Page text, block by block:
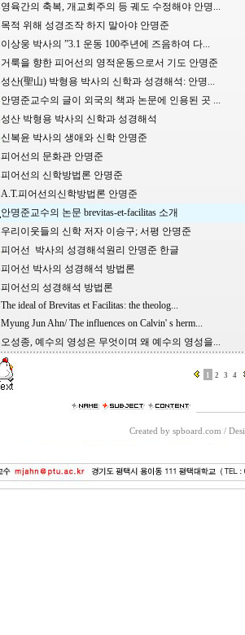
영육간의 축복, 개교회주의 등 궤도 수정해야 안명...
목적 위해 성경조작 하지 말아야 안명준
이상웅 박사의 ”3.1 운동 100주년에 즈음하여 다...
거룩을 향한 피어선의 영적운동으로서 기도 안명준
성산(聖山) 박형용 박사의 신학과 성경해석: 안명...
안명준교수의 글이 외국의 책과 논문에 인용된 곳 ...
성산 박형용 박사의 신학과 성경해석
신복윤 박사의 생애와 신학 안명준
피어선의 문화관 안명준
피어선의 신학방법론 안명준
A.T.피어선의신학방법론 안명준
안명준교수의 논문 brevitas-et-facilitas 소개
우리이웃들의 신학 저자 이승구; 서평 안명준
피어선 박사의 성경해석원리 안명준 한글
피어선 박사의 성경해석 방법론
피어선의 성경해석 방법론
The ideal of Brevitas et Facilitas: the theolog...
Myung Jun Ahn/ The influences on Calvin' s herm...
오성종, 예수의 영성은 무엇이며 왜 예수의 영성을...
1 2 3 4
Created by spboard.com /